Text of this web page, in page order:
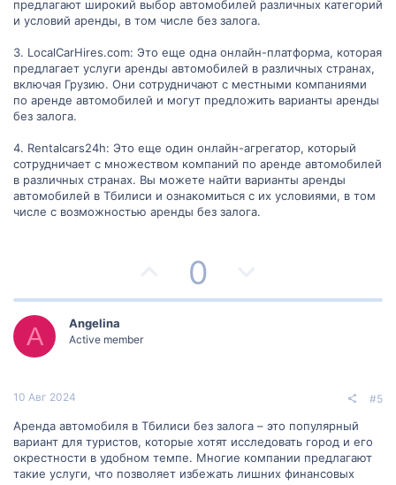
о
с
с
предлагают широкий выбор автомобилей различных категорий
и условий аренды, в том числе без залога.
3. LocalCarHires.com: Это еще одна онлайн-платформа, которая
предлагает услуги аренды автомобилей в различных странах,
включая Грузию. Они сотрудничают с местными компаниями
по аренде автомобилей и могут предложить варианты аренды
без залога.
4. Rentalcars24h: Это еще один онлайн-агрегатор, который
сотрудничает с множеством компаний по аренде автомобилей
в различных странах. Вы можете найти варианты аренды
автомобилей в Тбилиси и ознакомиться с их условиями, в том
числе с возможностью аренды без залога.
о
и
в
0
е
и
в
A Angelina
Active member
10 Авг 2024 #5
Аренда автомобиля в Тбилиси без залога – это популярный
вариант для туристов, которые хотят исследовать город и его
окрестности в удобном темпе. Многие компании предлагают
такие услуги, что позволяет избежать лишних финансовых